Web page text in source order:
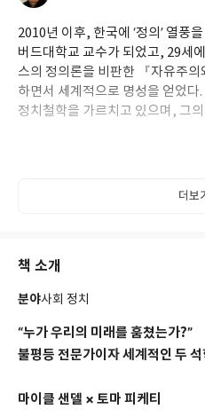
2010년 이후, 한국에 ‘정의’ 열풍
버드대학교 교수가 되었고, 29세
스의 정의론을 비판한 『자유주
하면서 세계적으로 명성을 얻었
정치철학을 가르치고 있으며, 그
의 세계적 학자로 인정받는 그는
살 수 없는 것들』 『정치와 도덕
동서양의 철학적 대화를 살펴봄으
더보
책 소개
분야사회 정치
“누가 우리의 미래를 훔쳤는가?”
불평등 전문가이자 세계적인 두
마이클 샌델 × 토마 피케티